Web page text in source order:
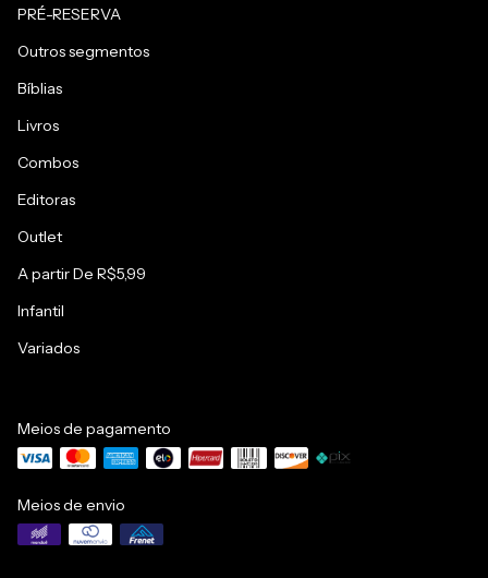
PRÉ-RESERVA
Outros segmentos
Bíblias
Livros
Combos
Editoras
Outlet
A partir De R$5,99
Infantil
Variados
Meios de pagamento
Meios de envio